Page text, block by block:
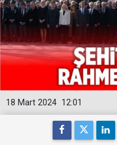
12:01
18 Mart 2024